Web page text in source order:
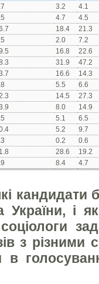
3.2
4.1
4.7
4.5
18.4
21.3
2.0
7.2
16.8
22.6
31.9
47.2
16.6
14.3
5.5
6.6
14.5
27.3
8.0
14.9
5.1
6.5
5.2
9.7
0.2
0.6
28.6
19.2
8.4 4.7
кандидати
України, і
з